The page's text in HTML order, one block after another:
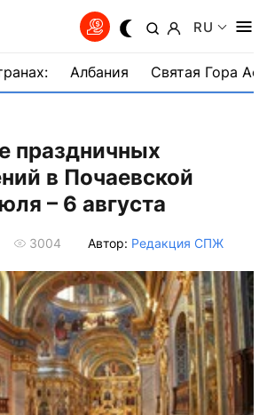
RU
Албания Святая Гора
праздничных
в Почаевской
– 6 августа
3004 Автор: Редакция СПЖ